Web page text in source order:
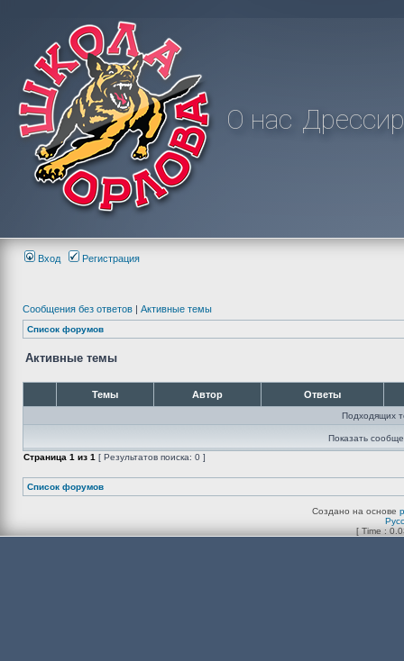
О нас
Вход Регистрация
Сообщения без ответов | Активные темы
Список форумов
Активные темы
Темы Автор Ответы
Подходящих
Показать
Страница 1 из 1 [ Результатов поиска: 0 ]
Список форумов
Создано на основе
[ Time :